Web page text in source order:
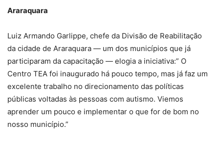
Araraquara
Luiz Armando Garlippe, chefe da Divisão de Reabilitação
da cidade de Araraquara — um dos municípios que já
participaram da capacitação — elogia a iniciativa:” O
Centro TEA foi inaugurado há pouco tempo, mas já faz um
excelente trabalho no direcionamento das políticas
públicas voltadas às pessoas com autismo. Viemos
aprender um pouco e implementar o que for de bom no
nosso município.”